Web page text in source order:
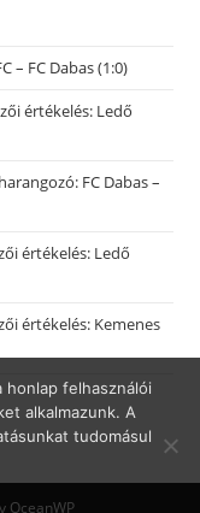
– FC Dabas (1:0)
értékelés: Ledő
FC Dabas –
értékelés: Ledő
értékelés: Kemenes
OceanWP
honlap felhasználói
alkalmazunk. A
tudomásul